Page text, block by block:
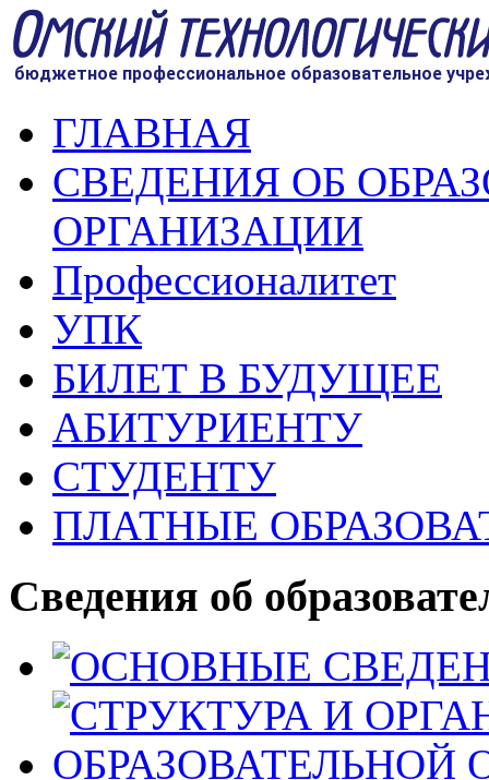
ГЛАВНАЯ
СВЕДЕНИЯ ОБ
ОРГАНИЗАЦИИ
Профессионалитет
УПК
БИЛЕТ В БУДУЩЕЕ
АБИТУРИЕНТУ
СТУДЕНТУ
ПЛАТНЫЕ
Сведения об